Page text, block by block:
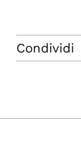
Condividi